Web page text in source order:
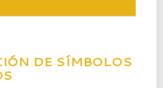
DE SÍMBOLOS